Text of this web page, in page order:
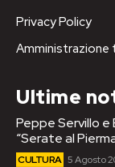
Privacy Policy
Amministrazione
Ultime
Peppe Servillo e
“Serate al
CULTURA 5 Agosto